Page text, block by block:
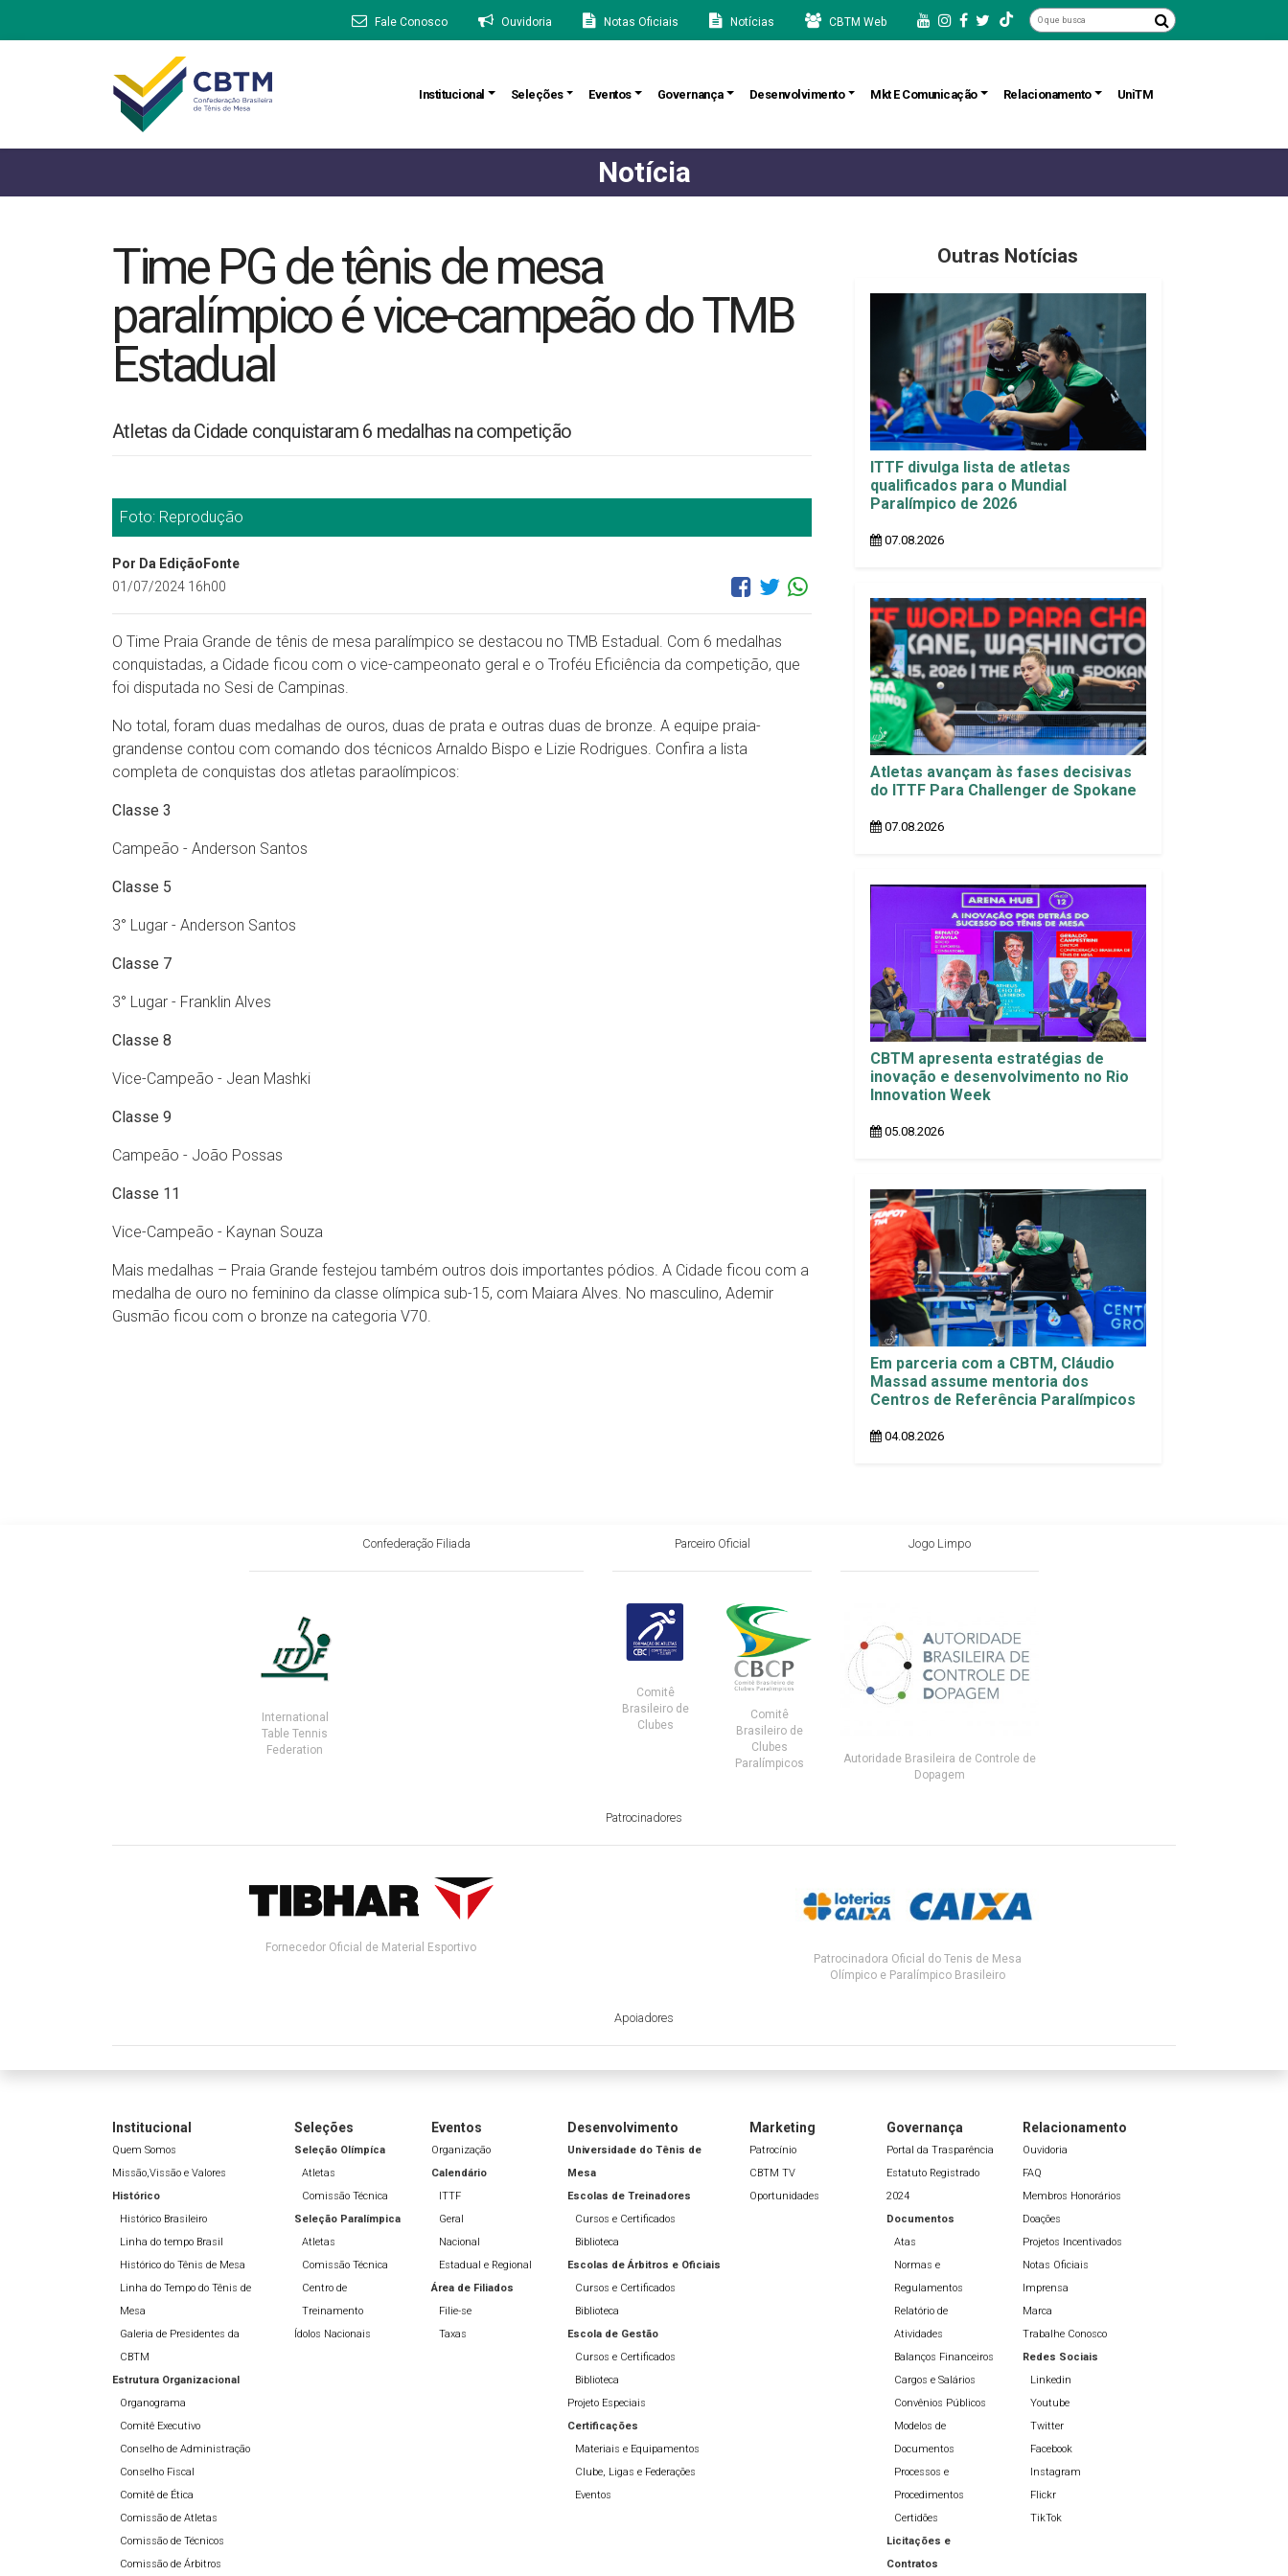
Fale Conosco Ouvidoria Notas Oficiais Notícias CBTM Web
Institucional Seleções Eventos Governança Desenvolvimento Mkt E Comunicação Relacionamento UniTM
Notícia
Time PG de tênis de mesa
paralímpico é vice-campeão do TMB
Estadual
Atletas da Cidade conquistaram 6 medalhas na competição
Foto: Reprodução
Por Da EdiçãoFonte
01/07/2024 16h00
O Time Praia Grande de tênis de mesa paralímpico se destacou no TMB Estadual. Com 6 medalhas
conquistadas, a Cidade ficou com o vice-campeonato geral e o Troféu Eficiência da competição, que
foi disputada no Sesi de Campinas.
No total, foram duas medalhas de ouros, duas de prata e outras duas de bronze. A equipe praia-
grandense contou com comando dos técnicos Arnaldo Bispo e Lizie Rodrigues. Confira a lista
completa de conquistas dos atletas paraolímpicos:
Classe 3
Campeão - Anderson Santos
Classe 5
3° Lugar - Anderson Santos
Classe 7
3° Lugar - Franklin Alves
Classe 8
Vice-Campeão - Jean Mashki
Classe 9
Campeão - João Possas
Classe 11
Vice-Campeão - Kaynan Souza
Mais medalhas – Praia Grande festejou também outros dois importantes pódios. A Cidade ficou com a
medalha de ouro no feminino da classe olímpica sub-15, com Maiara Alves. No masculino, Ademir
Gusmão ficou com o bronze na categoria V70.
Outras Notícias
ITTF divulga lista de atletas
qualificados para o Mundial
Paralímpico de 2026
07.08.2026
Atletas avançam às fases decisivas
do ITTF Para Challenger de Spokane
07.08.2026
CBTM apresenta estratégias de
inovação e desenvolvimento no Rio
Innovation Week
05.08.2026
Em parceria com a CBTM, Cláudio
Massad assume mentoria dos
Centros de Referência Paralímpicos
04.08.2026
Confederação Filiada
International
Table Tennis
Federation
Parceiro Oficial
Comitê
Brasileiro de
Clubes
Comitê
Brasileiro de
Clubes
Paralímpicos
Jogo Limpo
Autoridade Brasileira de Controle de
Dopagem
Patrocinadores
Fornecedor Oficial de Material Esportivo
Patrocinadora Oficial do Tenis de Mesa
Olímpico e Paralímpico Brasileiro
Apoiadores
Institucional
Quem Somos
Missão,Vissão e Valores
Histórico
Histórico Brasileiro
Linha do tempo Brasil
Histórico do Tênis de Mesa
Linha do Tempo do Tênis de
Mesa
Galeria de Presidentes da
CBTM
Estrutura Organizacional
Organograma
Comitê Executivo
Conselho de Administração
Conselho Fiscal
Comitê de Ética
Comissão de Atletas
Comissão de Técnicos
Comissão de Árbitros
Seleções
Seleção Olímpíca
Atletas
Comissão Técnica
Seleção Paralímpica
Atletas
Comissão Técnica
Centro de
Treinamento
Ídolos Nacionais
Eventos
Organização
Calendário
ITTF
Geral
Nacional
Estadual e Regional
Área de Filiados
Filie-se
Taxas
Desenvolvimento
Universidade do Tênis de
Mesa
Escolas de Treinadores
Cursos e Certificados
Biblioteca
Escolas de Árbitros e Oficiais
Cursos e Certificados
Biblioteca
Escola de Gestão
Cursos e Certificados
Biblioteca
Projeto Especiais
Certificações
Materiais e Equipamentos
Clube, Ligas e Federações
Eventos
Marketing
Patrocínio
CBTM TV
Oportunidades
Governança
Portal da Trasparência
Estatuto Registrado
2024
Documentos
Atas
Normas e
Regulamentos
Relatório de
Atividades
Balanços Financeiros
Cargos e Salários
Convênios Públicos
Modelos de
Documentos
Processos e
Procedimentos
Certidões
Licitações e
Contratos
Relacionamento
Ouvidoria
FAQ
Membros Honorários
Doações
Projetos Incentivados
Notas Oficiais
Imprensa
Marca
Trabalhe Conosco
Redes Sociais
Linkedin
Youtube
Twitter
Facebook
Instagram
Flickr
TikTok